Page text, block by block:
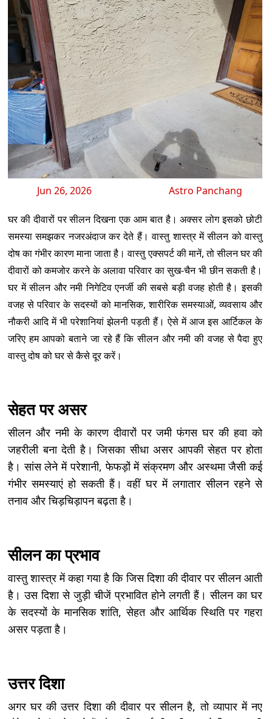
Jun 26, 2026 Astro Panchang
घर की दीवारों पर सीलन दिखना एक आम बात है। अक्सर लोग इसको छोटी
समस्या समझकर नजरअंदाज कर देते हैं। वास्तु शास्त्र में सीलन को वास्तु
दोष का गंभीर कारण माना जाता है। वास्तु एक्सपर्ट की मानें, तो सीलन घर की
दीवारों को कमजोर करने के अलावा परिवार का सुख-चैन भी छीन सकती है।
घर में सीलन और नमी निगेटिव एनर्जी की सबसे बड़ी वजह होती है। इसकी
वजह से परिवार के सदस्यों को मानसिक, शारीरिक समस्याओं, व्यवसाय और
नौकरी आदि में भी परेशानियां झेलनी पड़ती हैं। ऐसे में आज इस आर्टिकल के
जरिए हम आपको बताने जा रहे हैं कि सीलन और नमी की वजह से पैदा हुए
वास्तु दोष को घर से कैसे दूर करें।
सेहत पर असर
सीलन और नमी के कारण दीवारों पर जमी फंगस घर की हवा को
जहरीली बना देती है। जिसका सीधा असर आपकी सेहत पर होता
है। सांस लेने में परेशानी, फेफड़ों में संक्रमण और अस्थमा जैसी कई
गंभीर समस्याएं हो सकती हैं। वहीं घर में लगातार सीलन रहने से
तनाव और चिड़चिड़ापन बढ़ता है।
सीलन का प्रभाव
वास्तु शास्त्र में कहा गया है कि जिस दिशा की दीवार पर सीलन आती
है। उस दिशा से जुड़ी चीजें प्रभावित होने लगती हैं। सीलन का घर
के सदस्यों के मानसिक शांति, सेहत और आर्थिक स्थिति पर गहरा
असर पड़ता है।
उत्तर दिशा
अगर घर की उत्तर दिशा की दीवार पर सीलन है, तो व्यापार में नए